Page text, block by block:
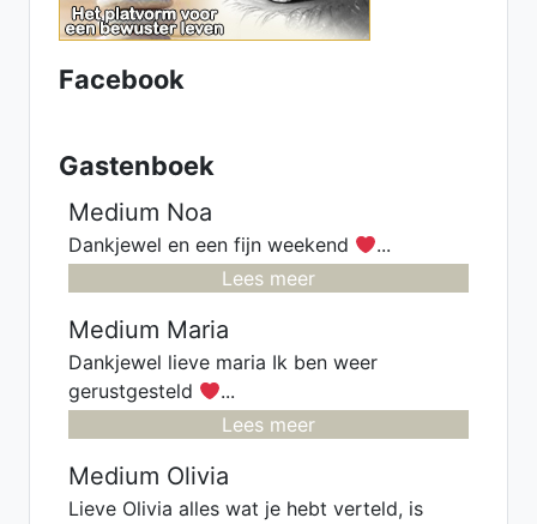
samen komen we er wel uit.
Facebook
Gastenboek
Medium Noa
Dankjewel en een fijn weekend
...
Lees meer
Medium Maria
Dankjewel lieve maria Ik ben weer
gerustgesteld
...
Lees meer
Medium Olivia
Lieve Olivia alles wat je hebt verteld, is